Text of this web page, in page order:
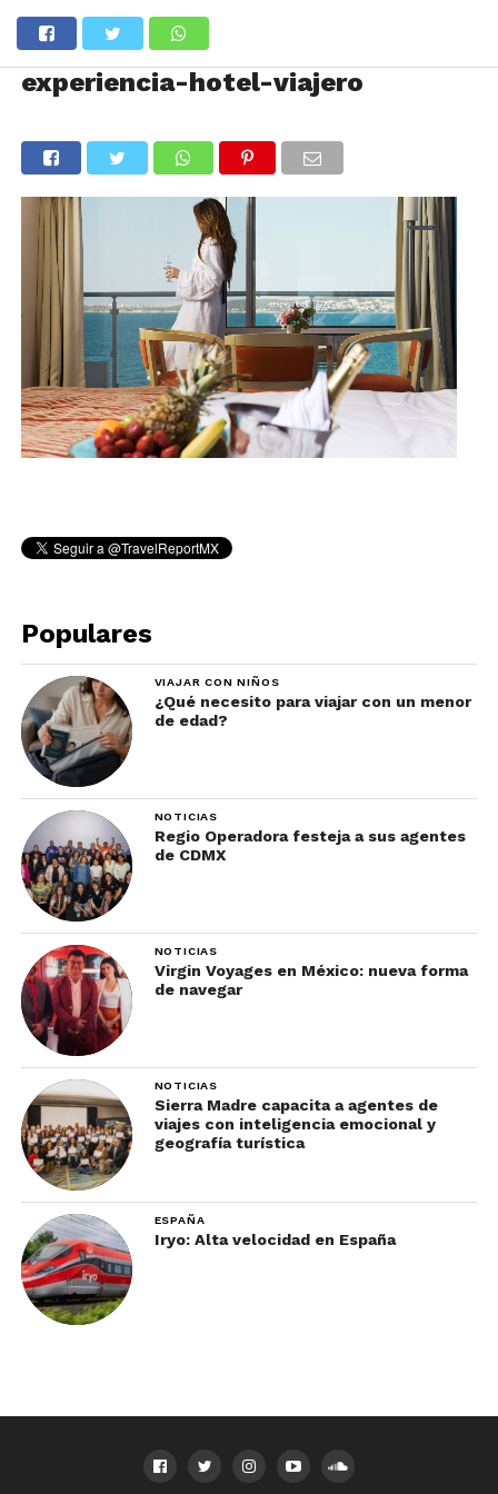
experiencia-hotel-viajero
Populares
VIAJAR CON NIÑOS
¿Qué necesito para viajar con un menor
de edad?
NOTICIAS
Regio Operadora festeja a sus agentes
de CDMX
NOTICIAS
Virgin Voyages en México: nueva forma
de navegar
NOTICIAS
Sierra Madre capacita a agentes de
viajes con inteligencia emocional y
geografía turística
ESPAÑA
Iryo: Alta velocidad en España